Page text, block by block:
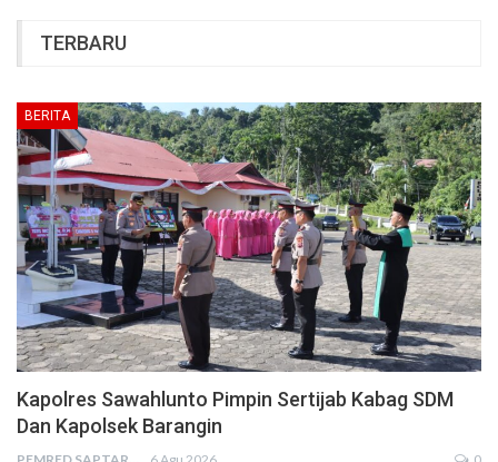
TERBARU
BERITA
Kapolres Sawahlunto Pimpin Sertijab Kabag SDM
Dan Kapolsek Barangin